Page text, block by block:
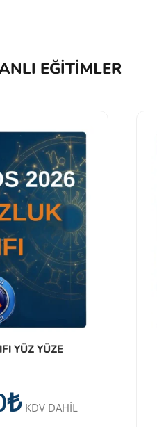
EĞITIMLER
YÜZ YÜZE
₺ KDV DAHİL